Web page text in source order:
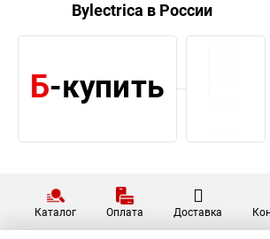
Bylectrica в России
Каталог Оплата Доставка